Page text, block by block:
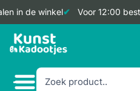
in de winkel Voor 12:00
Doorgaan
naar